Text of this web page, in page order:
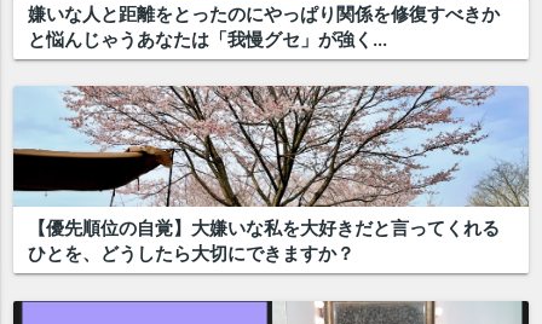
嫌いな人と距離をとったのにやっぱり関係を修復すべきか
と悩んじゃうあなたは「我慢グセ」が強く...
【優先順位の自覚】大嫌いな私を大好きだと言ってくれる
ひとを、どうしたら大切にできますか？